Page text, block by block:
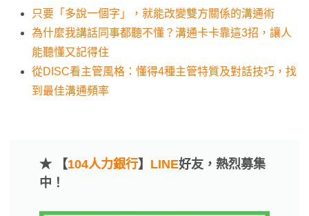
只要「多說一個字」，就能改變雙方關係的溝通術
為什麼我講話同事都聽不懂？溝通卡卡靠這3招，讓人
能聽懂又記得住
從DISC看主管風格：懂得4種主管特質及對話技巧，找
到最佳溝通頻率
★ 【104人力銀行】 LINE好友，熱烈募集
中！